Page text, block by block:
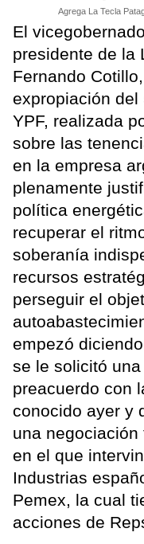
Agrega La Tecla
El
presidente de la
Fernando
expropiación
YPF, realizada
sobre las
en la empresa
plenamente
política
recuperar el
soberanía
recursos
perseguir el
empezó
se le solicitó
preacuerdo con
conocido ayer y
una
en el que
Industrias
Pemex, la cual
acciones de